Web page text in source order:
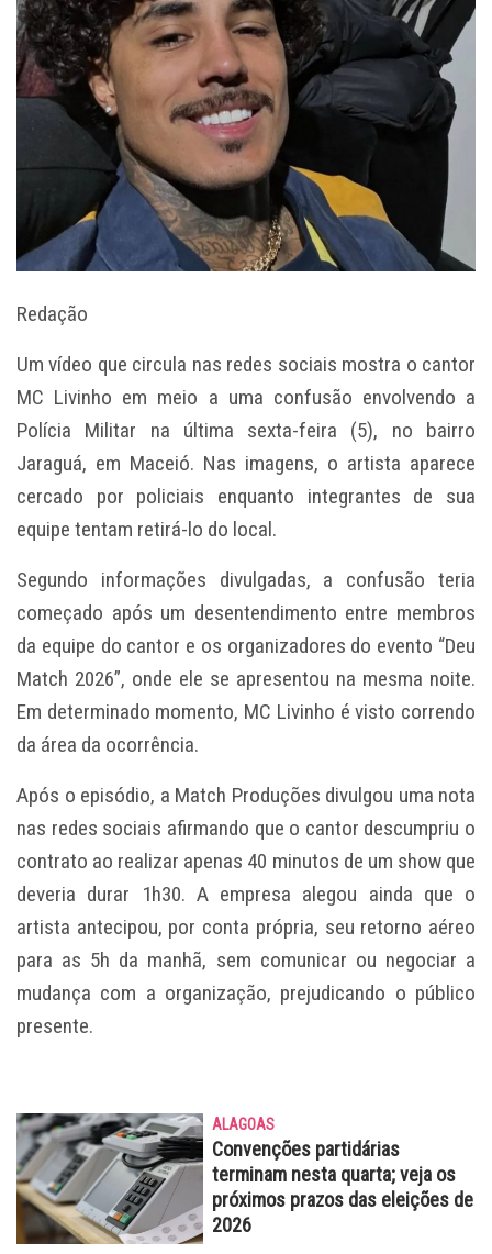
Redação
Um vídeo que circula nas redes sociais mostra o cantor
MC Livinho em meio a uma confusão envolvendo a
Polícia Militar na última sexta-feira (5), no bairro
Jaraguá, em Maceió. Nas imagens, o artista aparece
cercado por policiais enquanto integrantes de sua
equipe tentam retirá-lo do local.
Segundo informações divulgadas, a confusão teria
começado após um desentendimento entre membros
da equipe do cantor e os organizadores do evento “Deu
Match 2026”, onde ele se apresentou na mesma noite.
Em determinado momento, MC Livinho é visto correndo
da área da ocorrência.
Após o episódio, a Match Produções divulgou uma nota
nas redes sociais afirmando que o cantor descumpriu o
contrato ao realizar apenas 40 minutos de um show que
deveria durar 1h30. A empresa alegou ainda que o
artista antecipou, por conta própria, seu retorno aéreo
para as 5h da manhã, sem comunicar ou negociar a
mudança com a organização, prejudicando o público
presente.
ALAGOAS
Convenções partidárias
terminam nesta quarta; veja os
próximos prazos das eleições de
2026